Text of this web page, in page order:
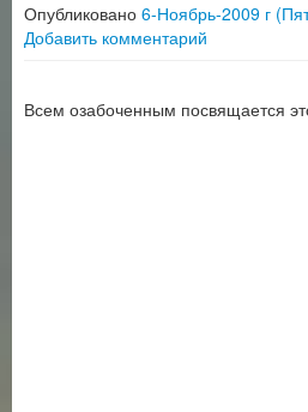
Опубликовано 6-Ноябрь-2009 г
Добавить комментарий
Всем озабоченным посвящается